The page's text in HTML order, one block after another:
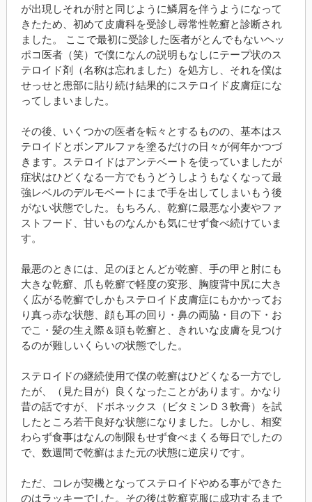
が出現しそれが肘と同じように鱗屑を伴うようになって
きたため、初めて皮膚科を受診し尋常性乾癬と診断され
ました。 ここで最初に受診した医者がとんでもないヘッ
ポコ医者（笑）で僕になんの説明もなしにテープ状のス
テロイド剤（名称は忘れました）を処方し、それを僕は
せっせと患部に貼り続け結果的にステロイド皮膚症にな
ってしまいました。
その後、いくつかの医者を転々とするものの、基本はス
テロイドとボンアルファを塗るだけの日々が何年かつづ
きます。ステロイドはアンテベートを使っていましたが
症状はひどくなる一方でもうどうしようもなくなって最
強レベルのデルモベートにまで手を出してしまいもう後
がない状態でした。もちろん、乾癬に最悪な小麦やファ
ストフード、甘いものなんかも気にせず食べ続けていま
す。
最悪のときには、足のほとんどが乾癬、手の甲と肘にも
大きな乾癬、爪も乾癬で軽度の変形、胸腹背中尻に大き
く広がる乾癬でしかもステロイド皮膚症にもかかってお
り真っ赤な状態、顔も耳の回り・鼻の両脇・目の下・お
でこ・髪の生え際＆頭も乾癬と、きれいな皮膚を見つけ
るのが難しいくらいの状態でした。
ステロイドの継続使用で僕の乾癬はひどくなる一方でし
たが、（見た目が）良くなったことがあります。かなり
昔の話ですが、ドボネックス（ビタミンＤ３軟膏）を試
したところ若干良好な状態になりました。しかし、相変
わらず食事はなんの制限もせず食べまくる毎日でしたの
で、数週間で乾癬はまた元の状態に逆戻りです。
ただ、コレが契機となってステロイドやめる事ができた
のはラッキーでした。その後は乾癬克服に成功するまで